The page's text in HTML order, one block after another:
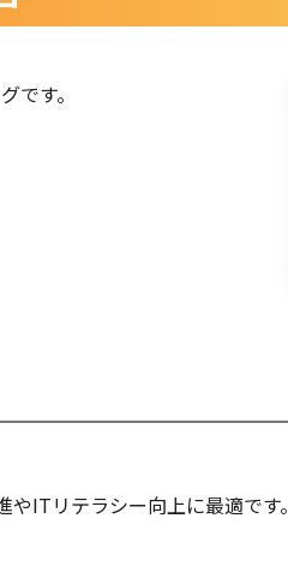
です。
ITリテラシー向上に最適です。